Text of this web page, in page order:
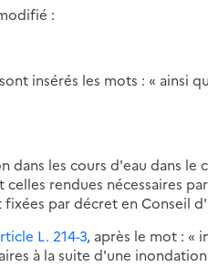
:
insérés les mots : « ainsi
dans les cours d'eau dans
rendues nécessaires
par décret en Conseil
L. 214-3, après le mot : «
à la suite d'une